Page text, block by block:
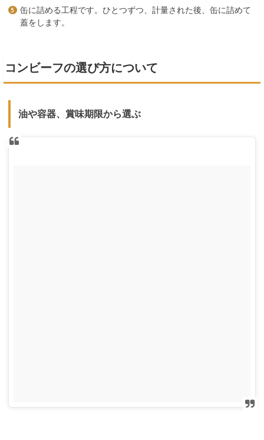
缶に詰める工程です。ひとつずつ、計量された後、缶に詰めて
蓋をします。
コンビーフの選び方について
油や容器、賞味期限から選ぶ